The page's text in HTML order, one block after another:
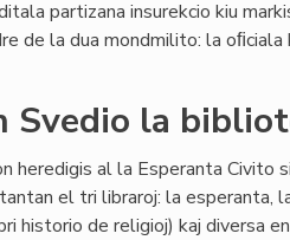
partizana insurekcio kiu
de la dua mondmilito: la
Svedio la
heredigis al la Esperanta Civito
el tri libraroj: la esperanta,
historio de religioj) kaj diversa